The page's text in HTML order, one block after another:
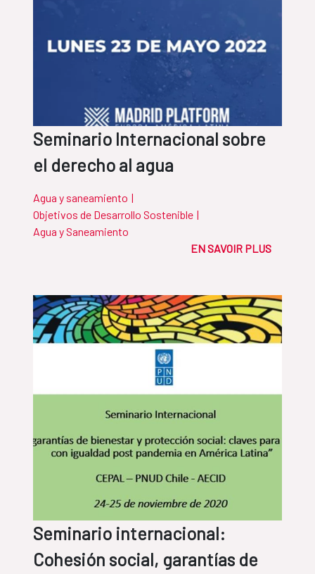
Seminario Internacional sobre
el derecho al agua
Agua y saneamiento |
Objetivos de Desarrollo Sostenible |
Agua y Saneamiento
EN SAVOIR PLUS
Seminario internacional:
Cohesión social, garantías de